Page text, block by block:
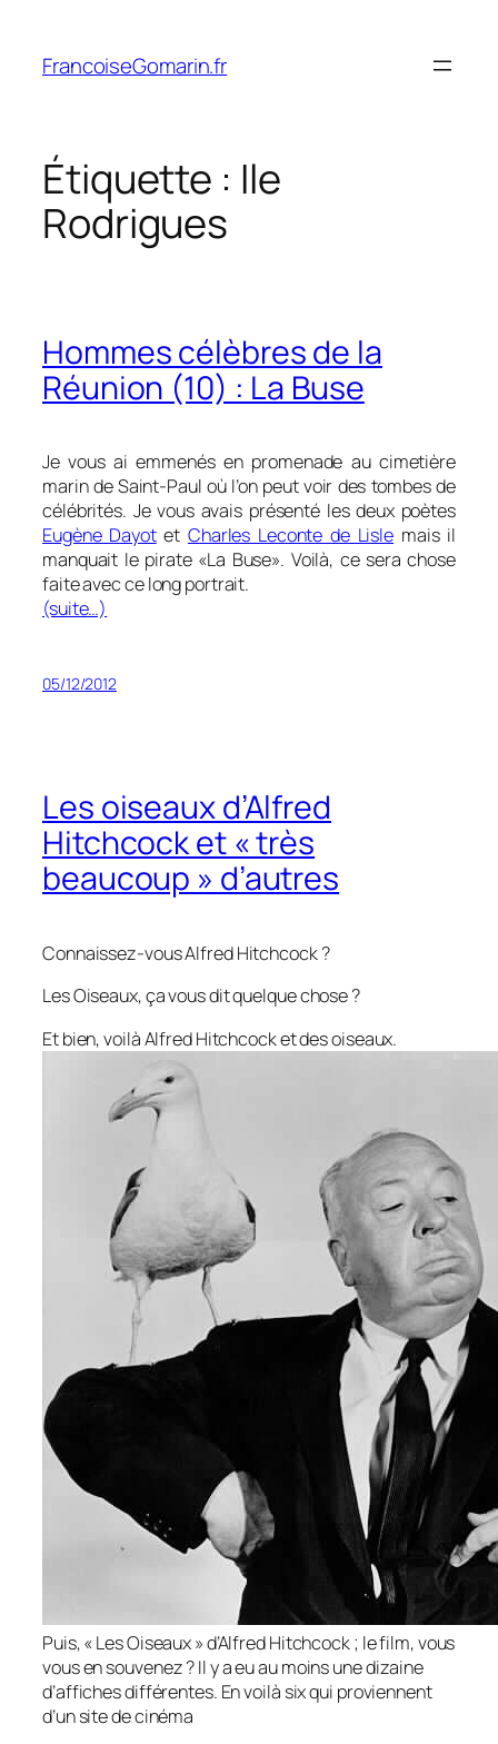
contenu
FrancoiseGomarin.fr
Étiquette : Ile
Rodrigues
Hommes célèbres de la
Réunion (10) : La Buse
Je vous ai emmenés en promenade au cimetière
marin de Saint-Paul où l’on peut voir des tombes de
célébrités. Je vous avais présenté les deux poètes
Eugène Dayotet Charles Leconte de Lisle mais il
manquait le pirate «La Buse». Voilà, ce sera chose
faite avec ce long portrait.
(suite…)
05/12/2012
Les oiseaux d’Alfred
Hitchcock et « très
beaucoup » d’autres
Connaissez-vous Alfred Hitchcock ?
Les Oiseaux, ça vous dit quelque chose ?
Et bien, voilà Alfred Hitchcock et des oiseaux.
Puis, « Les Oiseaux » d’Alfred Hitchcock ; le film, vous
vous en souvenez ? Il y a eu au moins une dizaine
d’affiches différentes. En voilà six qui proviennent
d’un site de cinéma